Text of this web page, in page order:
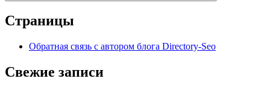
Страницы
Обратная связь с автором блога Directory-Seo
Свежие записи